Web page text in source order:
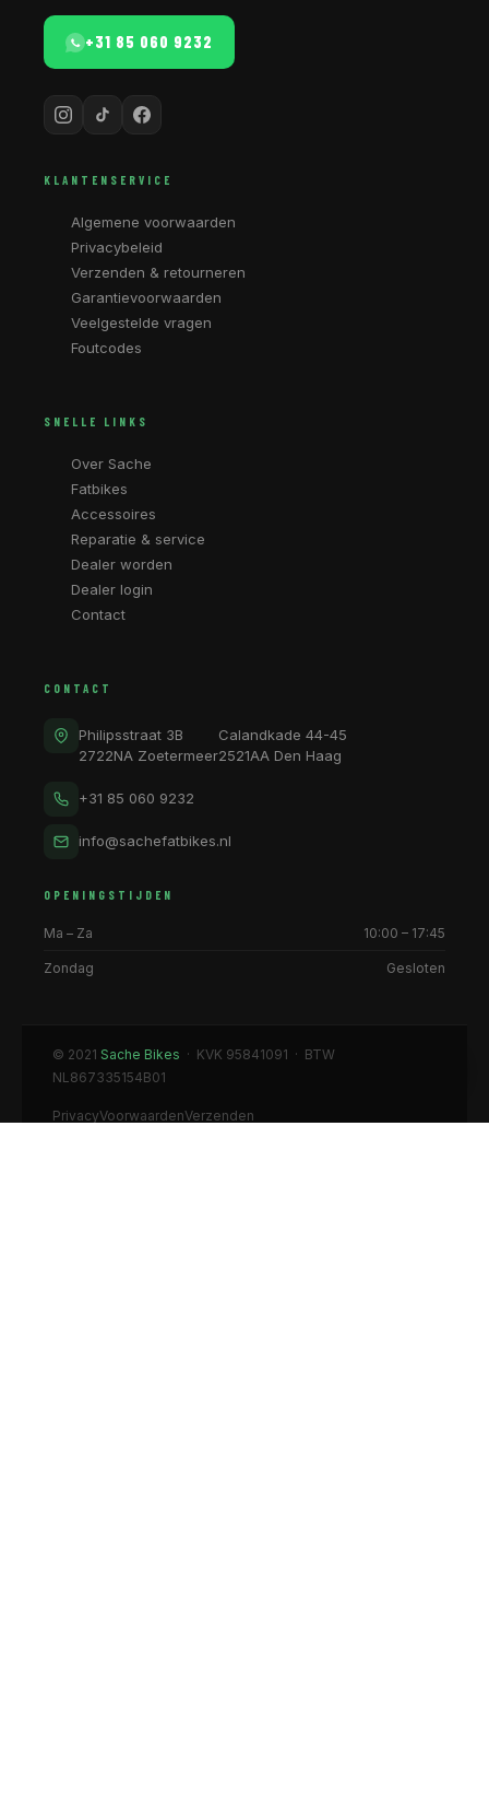
+31 85 060 9232
KLANTENSERVICE
Algemene voorwaarden
Privacybeleid
Verzenden & retourneren
Garantievoorwaarden
Veelgestelde vragen
Foutcodes
SNELLE LINKS
Over Sache
Fatbikes
Accessoires
Reparatie & service
Dealer worden
Dealer login
Contact
CONTACT
Philipsstraat 3B
2722NA Zoetermeer
Calandkade 44-45
2521AA Den Haag
+31 85 060 9232
info@sachefatbikes.nl
OPENINGSTIJDEN
Ma – Za 10:00 – 17:45
Zondag Gesloten
© 2021 Sache Bikes · KVK 95841091 · BTW
NL867335154B01
PrivacyVoorwaardenVerzenden